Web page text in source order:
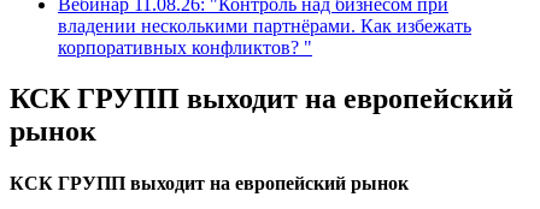
Вебинар 11.08.26: "Контроль над бизнесом при
владении несколькими партнёрами. Как избежать
корпоративных конфликтов? "
КСК ГРУПП выходит на европейский
рынок
КСК ГРУПП выходит на европейский рынок